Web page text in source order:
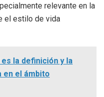
relevante en la
el estilo de vida
la definición y la
en el ámbito